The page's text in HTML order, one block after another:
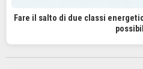
Fare il salto di due classi